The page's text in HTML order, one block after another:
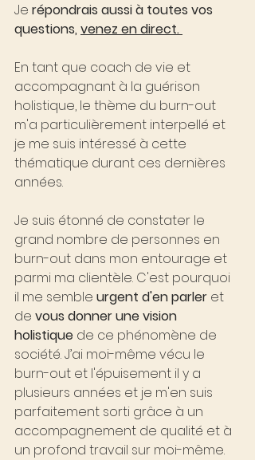
Je répondrais aussi à toutes vos
questions, venez en direct.
En tant que coach de vie et
accompagnant à la guérison
holistique, le thème du burn-out
m'a particulièrement interpellé et
je me suis intéressé à cette
thématique durant ces dernières
années.
Je suis étonné de constater le
grand nombre de personnes en
burn-out dans mon entourage et
parmi ma clientèle. C'est pourquoi
il me semble urgent d'en parler et
de vous donner une vision
holistique de ce phénomène de
société. J’ai moi-même vécu le
burn-out et l'épuisement il y a
plusieurs années et je m'en suis
parfaitement sorti grâce à un
accompagnement de qualité et à
un profond travail sur moi-même.